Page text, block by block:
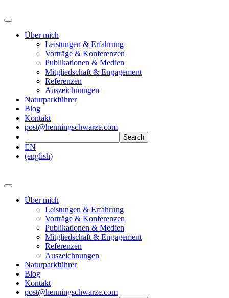
Über mich
Leistungen & Erfahrung
Vorträge & Konferenzen
Publikationen & Medien
Mitgliedschaft & Engagement
Referenzen
Auszeichnungen
Naturparkführer
Blog
Kontakt
post@henningschwarze.com
EN
(english)
Über mich
Leistungen & Erfahrung
Vorträge & Konferenzen
Publikationen & Medien
Mitgliedschaft & Engagement
Referenzen
Auszeichnungen
Naturparkführer
Blog
Kontakt
post@henningschwarze.com